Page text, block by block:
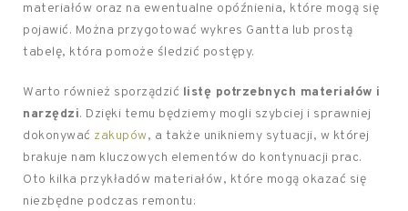
materiałów oraz na ewentualne opóźnienia, które mogą się
pojawić. Można przygotować wykres Gantta lub prostą
tabelę, która pomoże śledzić postępy.
Warto również sporządzić listę potrzebnych materiałów i
narzędzi. Dzięki temu będziemy mogli szybciej i sprawniej
dokonywać zakupów, a także unikniemy sytuacji, w której
brakuje nam kluczowych elementów do kontynuacji prac.
Oto kilka przykładów materiałów, które mogą okazać się
niezbędne podczas remontu: